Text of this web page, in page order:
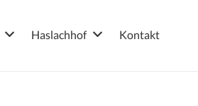
Haslachhof Kontakt